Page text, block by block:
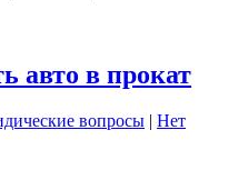
авто в прокат
вопросы
Нет